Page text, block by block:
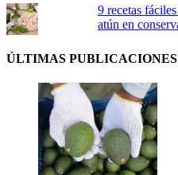
9 recetas
atún en
ÚLTIMAS PUBLICACIONES